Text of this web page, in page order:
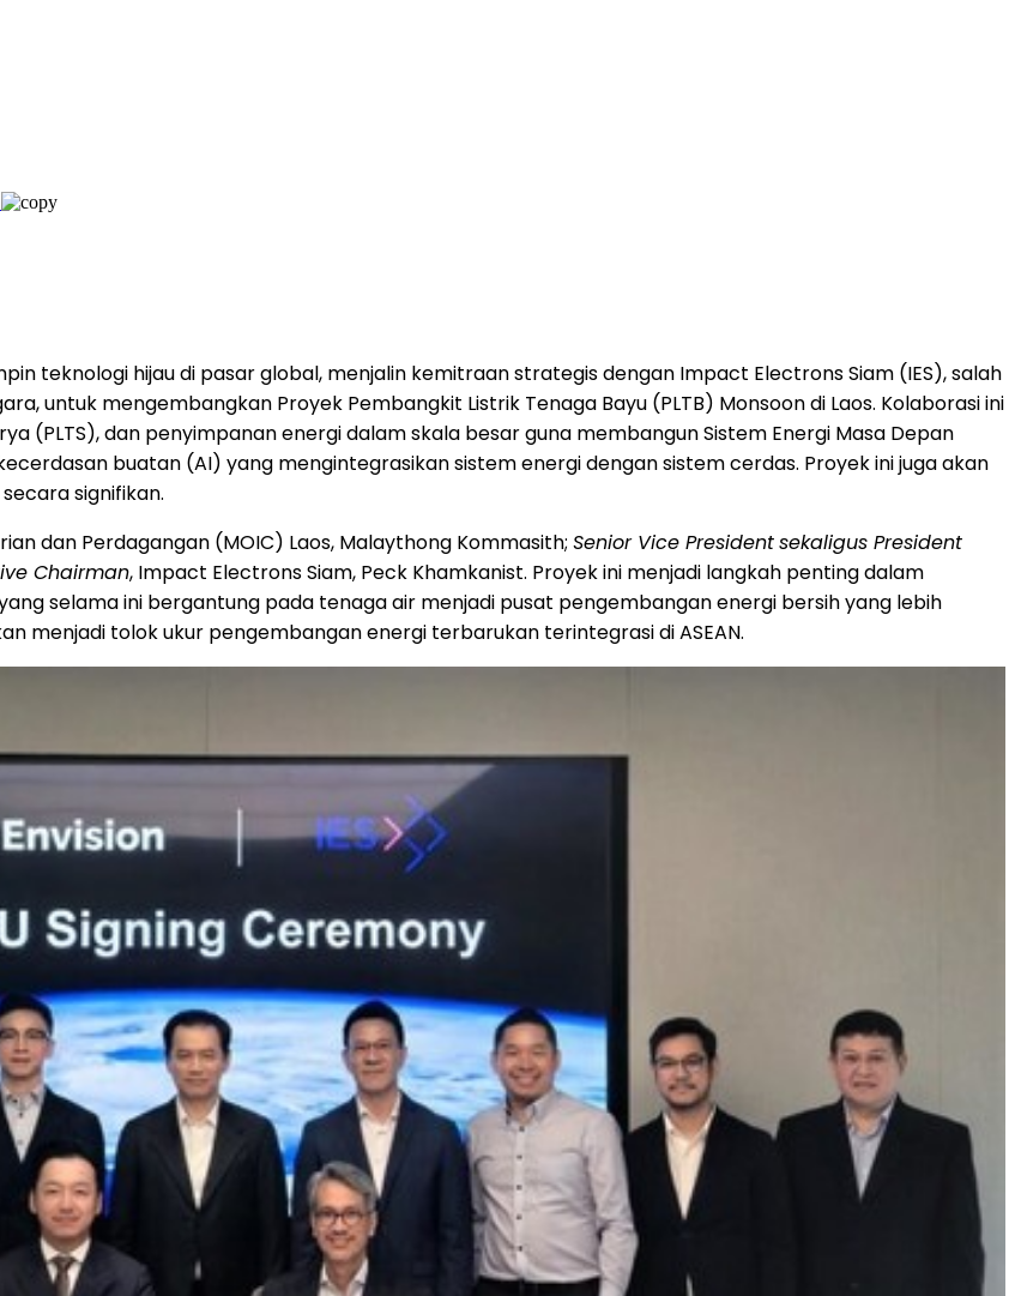
teknologi hijau di pasar global, menjalin kemitraan strategis dengan Impact Electrons Siam (IES), salah
untuk mengembangkan Proyek Pembangkit Listrik Tenaga Bayu (PLTB) Monsoon di Laos. Kolaborasi ini
(PLTS), dan penyimpanan energi dalam skala besar guna membangun Sistem Energi Masa Depan
buatan (AI) yang mengintegrasikan sistem energi dengan sistem cerdas. Proyek ini juga akan
signifikan.
dan Perdagangan (MOIC) Laos, Malaythong Kommasith; Senior Vice Presidentsekaligus President
Chairman, Impact Electrons Siam, Peck Khamkanist. Proyek ini menjadi langkah penting dalam
selama ini bergantung pada tenaga air menjadi pusat pengembangan energi bersih yang lebih
menjadi tolok ukur pengembangan energi terbarukan terintegrasi di ASEAN.